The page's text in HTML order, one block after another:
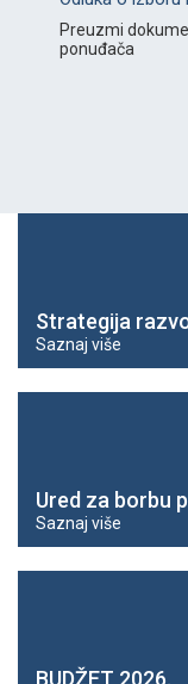
Preuzmi
ponuđača
Strategija
Saznaj više
Ured za borbu
Saznaj više
BUDŽET 2026.